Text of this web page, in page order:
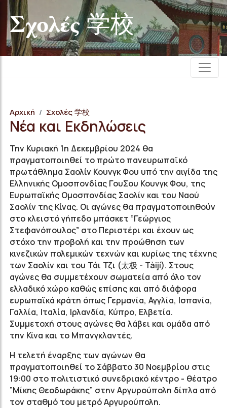
Σχολές 学校
Αρχική Σχολές 学校
Νέα και Εκδηλώσεις
Την Κυριακή 1η Δεκεμβρίου 2024 θα
πραγματοποιηθεί το πρώτο πανευρωπαϊκό
πρωτάθλημα Σαολίν Κουνγκ Φου υπό την αιγίδα της
Ελληνικής Ομοσπονδίας ΓουΣου Κουνγκ Φου, της
Ευρωπαϊκής Ομοσπονδίας Σαολίν και του Ναού
Σαολίν της Κίνας. Οι αγώνες θα πραγματοποιηθούν
στο κλειστό γήπεδο μπάσκετ ”Γεώργιος
Στεφανόπουλος” στο Περιστέρι και έχουν ως
στόχο την προβολή και την προώθηση των
κινεζικών πολεμικών τεχνών και κυρίως της τέχνης
των Σαολίν και του Τάι Τζι (太极 - Tàijí). Στους
αγώνες θα συμμετέχουν σωματεία από όλο τον
ελλαδικό χώρο καθώς επίσης και από διάφορα
ευρωπαϊκά κράτη όπως Γερμανία, Αγγλία, Ισπανία,
Γαλλία, Ιταλία, Ιρλανδία, Κύπρο, Ελβετία.
Συμμετοχή στους αγώνες θα λάβει και ομάδα από
την Κίνα και το Μπανγκλαντές.
Η τελετή έναρξης των αγώνων θα
πραγματοποιηθεί το Σάββατο 30 Νοεμβρίου στις
19:00 στο πολιτιστικό συνεδριακό κέντρο - θέατρο
”Μίκης Θεοδωράκης” στην Αργυρούπολη δίπλα από
τον σταθμό του μετρό Αργυρούπολη.